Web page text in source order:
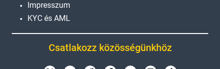
Impresszum
KYC és AML
Csatlakozz közösségünkhöz